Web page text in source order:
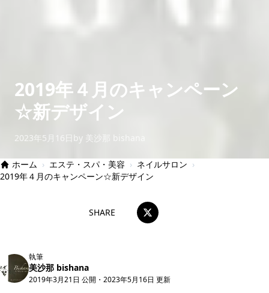
2019年４月のキャンペーン
☆新デザイン
2023年5月16日 by 美沙那 bishana
ホーム › エステ・スパ・美容 › ネイルサロン ›
2019年４月のキャンペーン☆新デザイン
SHARE
執筆
美沙那 bishana
2019年3月21日 公開 ・ 2023年5月16日 更新